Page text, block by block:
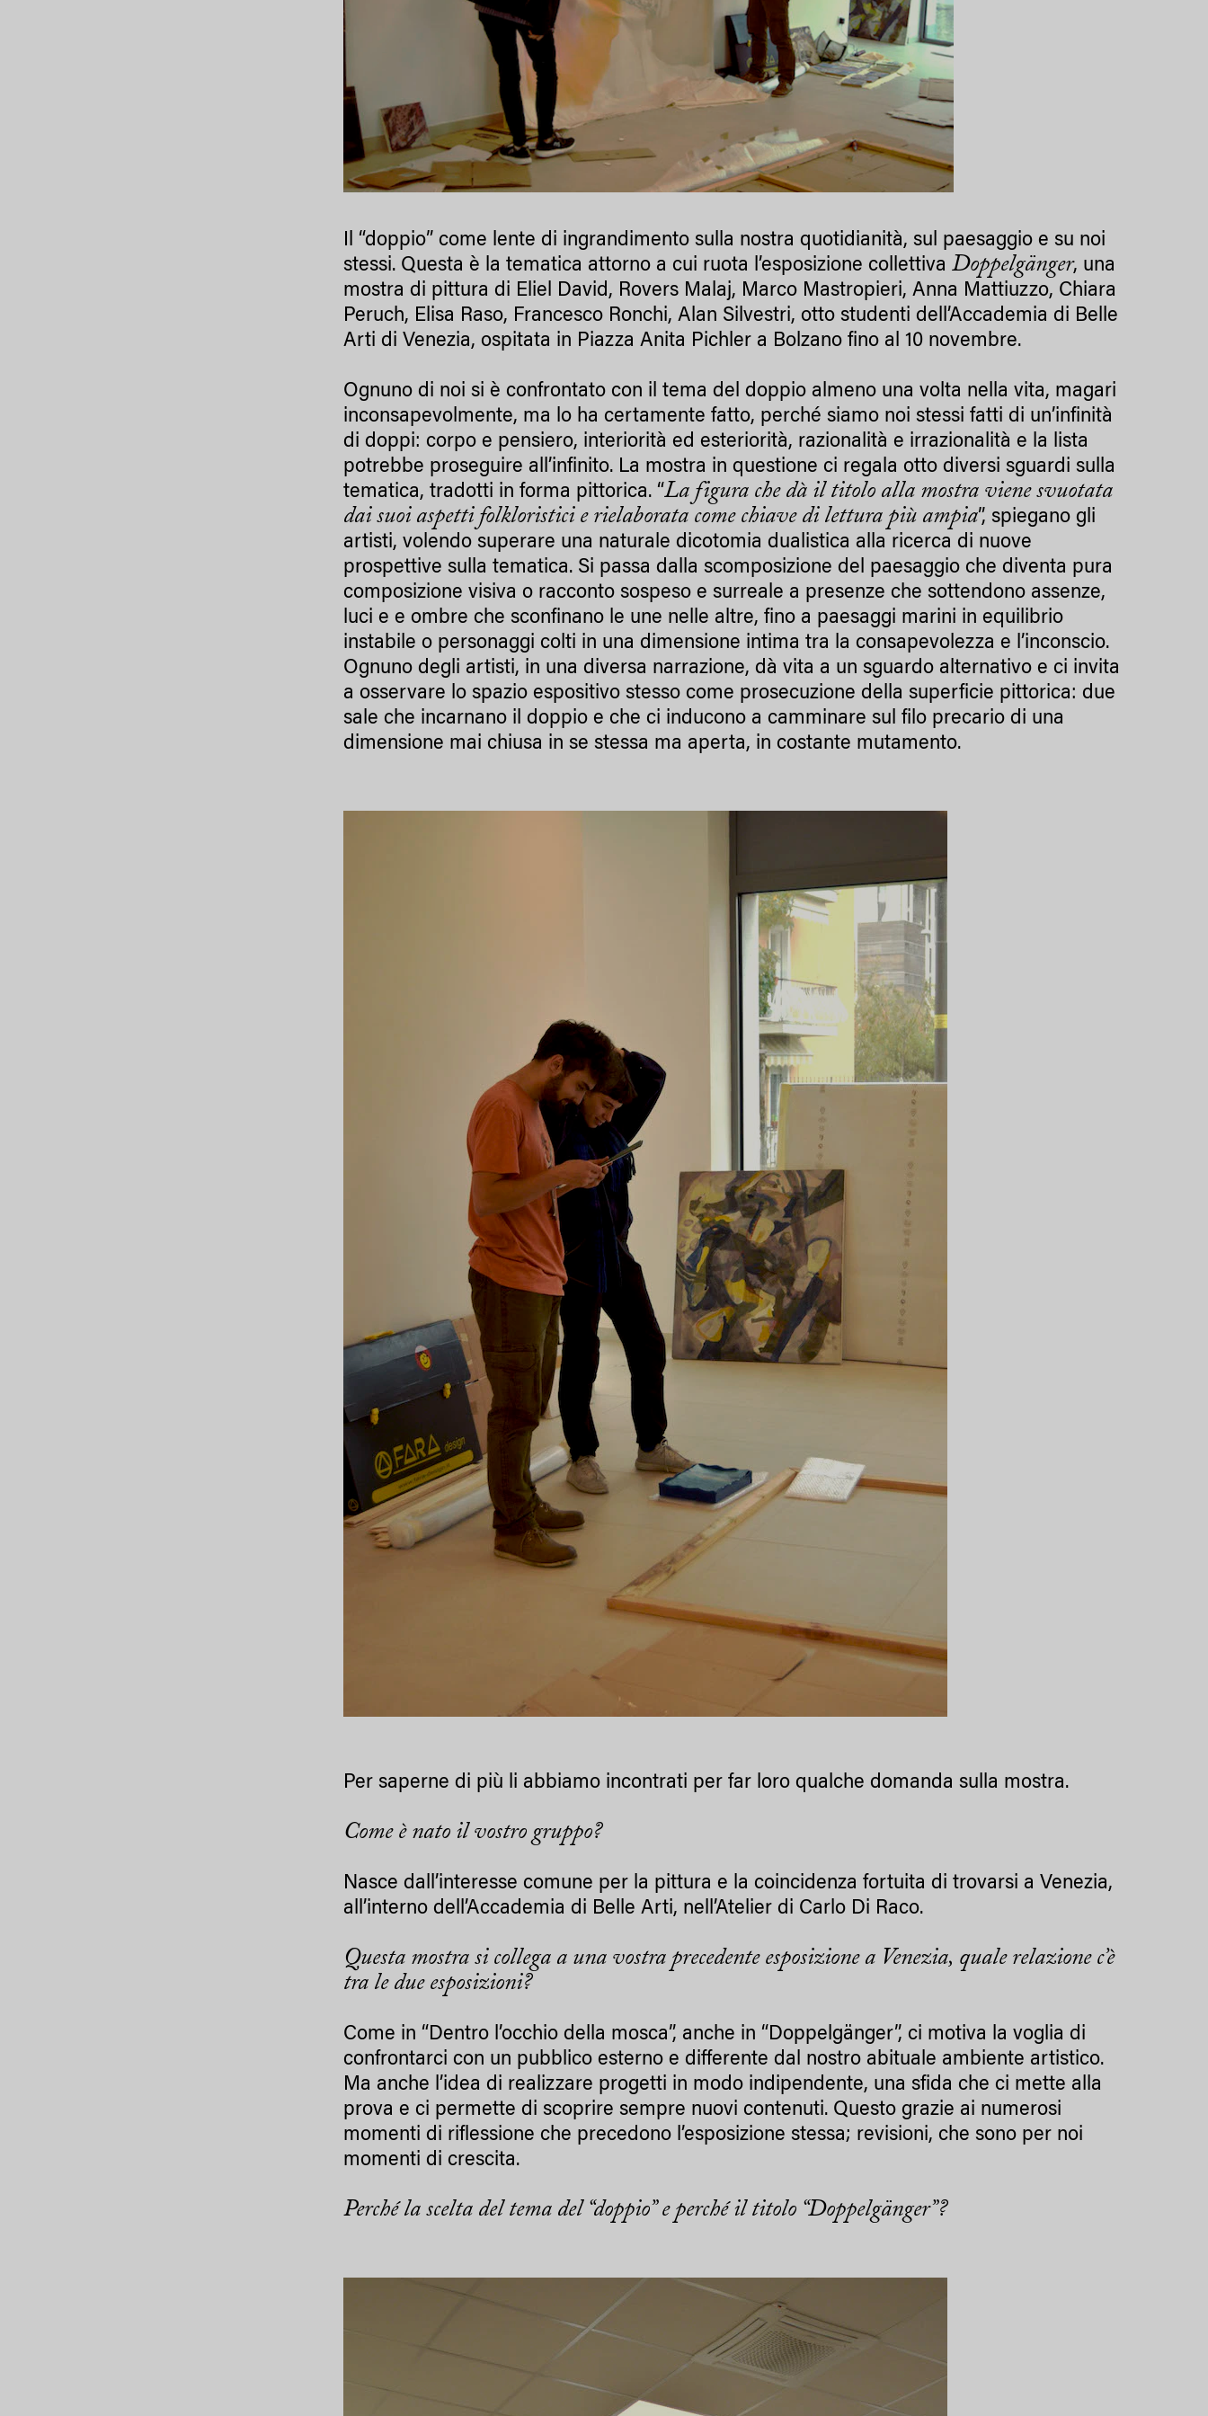
Il “doppio” come lente di ingrandimento sulla nostra quotidianità, sul paesaggio e su noi
stessi. Questa è la tematica attorno a cui ruota l’esposizione collettivaDoppelgänger, una
mostra di pittura di Eliel David, Rovers Malaj, Marco Mastropieri, Anna Mattiuzzo, Chiara
Peruch, Elisa Raso, Francesco Ronchi, Alan Silvestri, otto studenti dell’Accademia di Belle
Arti di Venezia, ospitata in Piazza Anita Pichler a Bolzano fino al 10 novembre.
Ognuno di noi si è confrontato con il tema del doppio almeno una volta nella vita, magari
inconsapevolmente, ma lo ha certamente fatto, perché siamo noi stessi fatti di un’infinità
di doppi: corpo e pensiero, interiorità ed esteriorità, razionalità e irrazionalità e la lista
potrebbe proseguire all’infinito. La mostra in questione ci regala otto diversi sguardi sulla
tematica, tradotti in forma pittorica. “La figura che dà il titolo alla mostra viene svuotata
dai suoi aspetti folkloristici e rielaborata come chiave di lettura più ampia”, spiegano gli
artisti, volendo superare una naturale dicotomia dualistica alla ricerca di nuove
prospettive sulla tematica. Si passa dalla scomposizione del paesaggio che diventa pura
composizione visiva o racconto sospeso e surreale a presenze che sottendono assenze,
luci e e ombre che sconfinano le une nelle altre, fino a paesaggi marini in equilibrio
instabile o personaggi colti in una dimensione intima tra la consapevolezza e l’inconscio.
Ognuno degli artisti, in una diversa narrazione, dà vita a un sguardo alternativo e ci invita
a osservare lo spazio espositivo stesso come prosecuzione della superficie pittorica: due
sale che incarnano il doppio e che ci inducono a camminare sul filo precario di una
dimensione mai chiusa in se stessa ma aperta, in costante mutamento.
Per saperne di più li abbiamo incontrati per far loro qualche domanda sulla mostra.
Come è nato il vostro gruppo?
Nasce dall’interesse comune per la pittura e la coincidenza fortuita di trovarsi a Venezia,
all’interno dell’Accademia di Belle Arti, nell’Atelier di Carlo Di Raco.
Questa mostra si collega a una vostra precedente esposizione a Venezia, quale relazione c’è
tra le due esposizioni?
Come in “Dentro l’occhio della mosca”, anche in “Doppelgänger”, ci motiva la voglia di
confrontarci con un pubblico esterno e differente dal nostro abituale ambiente artistico.
Ma anche l’idea di realizzare progetti in modo indipendente, una sfida che ci mette alla
prova e ci permette di scoprire sempre nuovi contenuti. Questo grazie ai numerosi
momenti di riflessione che precedono l’esposizione stessa; revisioni, che sono per noi
momenti di crescita.
Perché la scelta del tema del “doppio” e perché il titolo “Doppelgänger”?